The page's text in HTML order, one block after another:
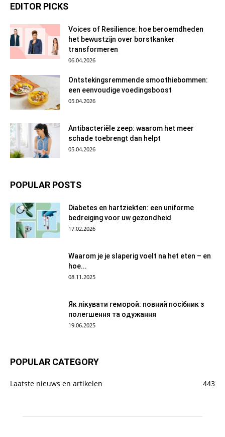
EDITOR PICKS
Voices of Resilience: hoe beroemdheden
het bewustzijn over borstkanker
transformeren
06.04.2026
Ontstekingsremmende smoothiebommen:
een eenvoudige voedingsboost
05.04.2026
Antibacteriële zeep: waarom het meer
schade toebrengt dan helpt
05.04.2026
POPULAR POSTS
Diabetes en hartziekten: een uniforme
bedreiging voor uw gezondheid
17.02.2026
Waarom je je slaperig voelt na het eten – en
hoe...
08.11.2025
Як лікувати геморой: повний посібник з
полегшення та одужання
19.06.2025
POPULAR CATEGORY
Laatste nieuws en artikelen 443